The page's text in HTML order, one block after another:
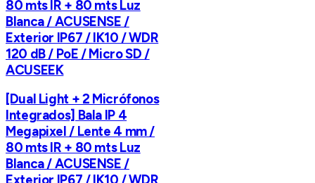
80 mts IR + 80 mts Luz
Blanca / ACUSENSE /
Exterior IP67 / IK10 / WDR
120 dB / PoE / Micro SD /
ACUSEEK
[Dual Light + 2 Micrófonos
Integrados] Bala IP 4
Megapixel / Lente 4 mm /
80 mts IR + 80 mts Luz
Blanca / ACUSENSE /